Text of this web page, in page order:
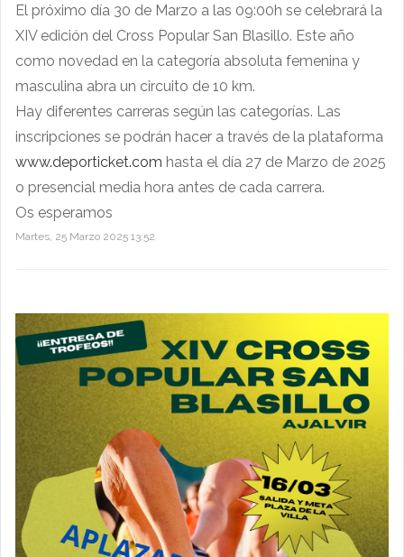
El próximo día 30 de Marzo a las 09:00h se celebrará la
XIV edición del Cross Popular San Blasillo. Este año
como novedad en la categoría absoluta femenina y
masculina abra un circuito de 10 km.
Hay diferentes carreras según las categorías. Las
inscripciones se podrán hacer a través de la plataforma
www.deporticket.com hasta el día 27 de Marzo de 2025
o presencial media hora antes de cada carrera.
Os esperamos
Martes, 25 Marzo 2025 13:52